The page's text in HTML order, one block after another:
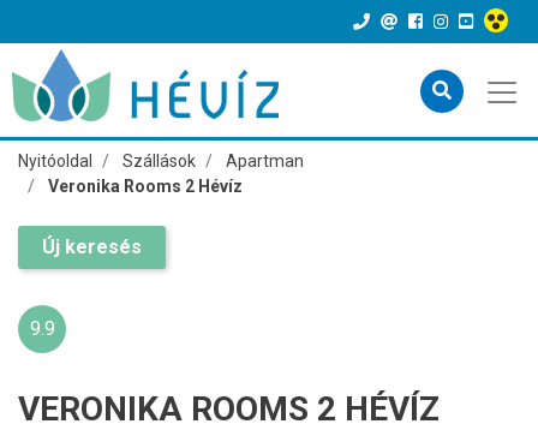
Nyitóoldal Szállások
Apartman
Veronika Rooms 2 Hévíz
Új keresés
9.9
VERONIKA ROOMS 2 HÉVÍZ